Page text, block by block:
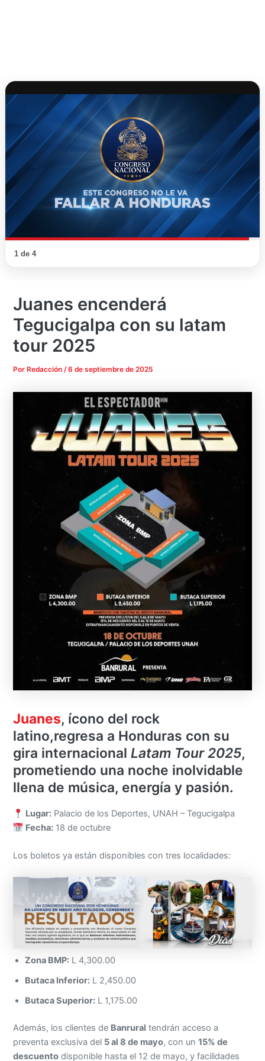
1 de 4
Juanes encenderá
Tegucigalpa con su latam
tour 2025
Por Redacción/6 de septiembre de 2025
Juanes, ícono del rock
latino,regresa a Honduras con su
gira internacionalLatam Tour 2025,
prometiendo una noche inolvidable
llena de música, energía y pasión.
Lugar: Palacio de los Deportes, UNAH – Tegucigalpa
Fecha: 18 de octubre
Los boletos ya están disponibles con tres localidades:
Zona BMP: L 4,300.00
Butaca Inferior: L 2,450.00
Butaca Superior: L 1,175.00
Además, los clientes de Banrural tendrán acceso a
preventa exclusiva del 5 al 8 de mayo, con un15% de
descuento disponible hasta el 12 de mayo, y facilidades